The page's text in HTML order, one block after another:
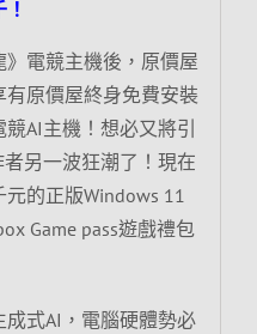
電競主機後，原價屋
原價屋終身免費安裝
AI主機！想必又將引
另一波狂潮了！現在
的正版Windows 11
Game pass遊戲禮包
式AI，電腦硬體勢必